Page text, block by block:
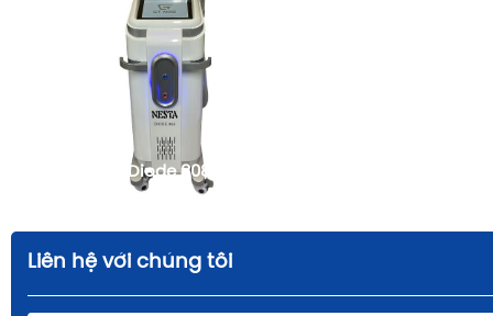
Máy triệt lông Diode 808nm
Liên hệ với chúng tôi